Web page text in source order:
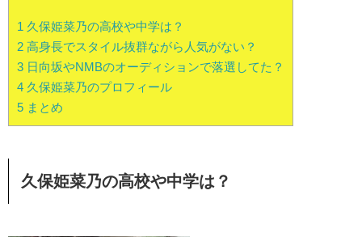
1 久保姫菜乃の高校や中学は？
2 高身長でスタイル抜群ながら人気がない？
3 日向坂やNMBのオーディションで落選してた？
4 久保姫菜乃のプロフィール
5 まとめ
久保姫菜乃の高校や中学は？